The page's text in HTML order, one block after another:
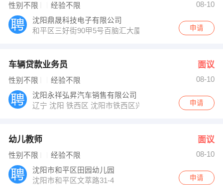
性别不限 经验不限
08-10
沈阳鼎晟科技电子有限公司
和平区三好街90甲5号百脑汇大厦2201室
申请
车辆贷款业务员 面议
性别不限 经验不限
08-10
沈阳永祥弘昇汽车销售有限公司
辽宁 沈阳 铁西区 沈阳市铁西区兴华北街18号
申请
幼儿教师 面议
性别不限 经验不限
08-10
沈阳市和平区田园幼儿园
沈阳市和平区文萃路31-4
申请